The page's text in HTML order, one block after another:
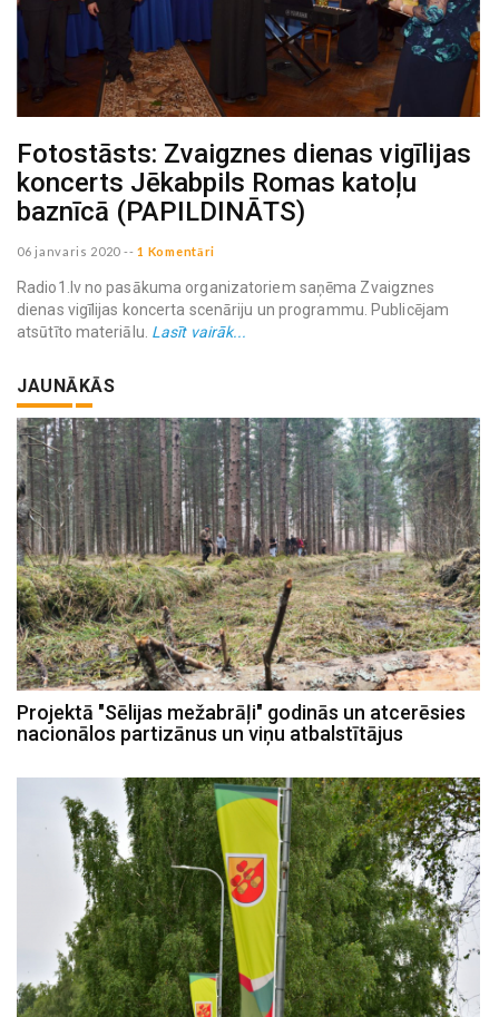
Fotostāsts: Zvaigznes dienas vigīlijas
koncerts Jēkabpils Romas katoļu
baznīcā (PAPILDINĀTS)
06 janvaris 2020 -- 1 Komentāri
Radio1.lv no pasākuma organizatoriem saņēma Zvaigznes
dienas vigīlijas koncerta scenāriju un programmu. Publicējam
atsūtīto materiālu. Lasīt vairāk...
JAUNĀKĀS
Projektā "Sēlijas mežabrāļi" godinās un atcerēsies
nacionālos partizānus un viņu atbalstītājus